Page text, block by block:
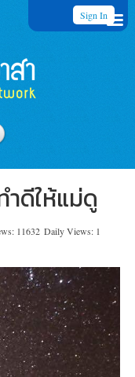
Sign In
ดีให้แม่ดู
11632 Daily Views: 1